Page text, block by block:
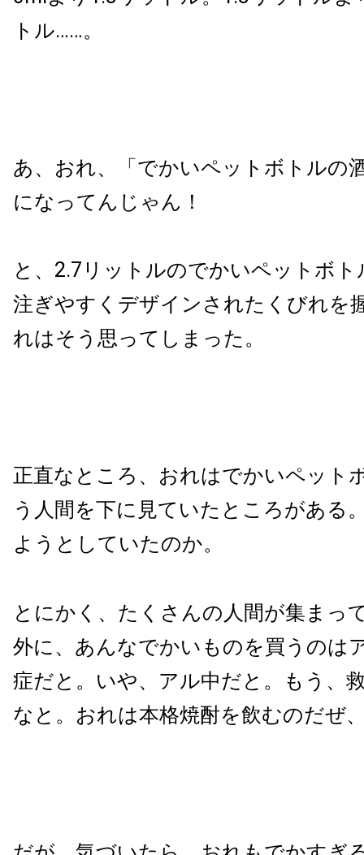
トル……。
あ、おれ、「でかいペットボトルの
になってんじゃん！
と、2.7リットルのでかいペットボ
注ぎやすくデザインされたくびれを
れはそう思ってしまった。
正直なところ、おれはでかいペット
う人間を下に見ていたところがある
ようとしていたのか。
とにかく、たくさんの人間が集まっ
外に、あんなでかいものを買うのは
症だと。いや、アル中だと。もう、
なと。おれは本格焼酎を飲むのだぜ